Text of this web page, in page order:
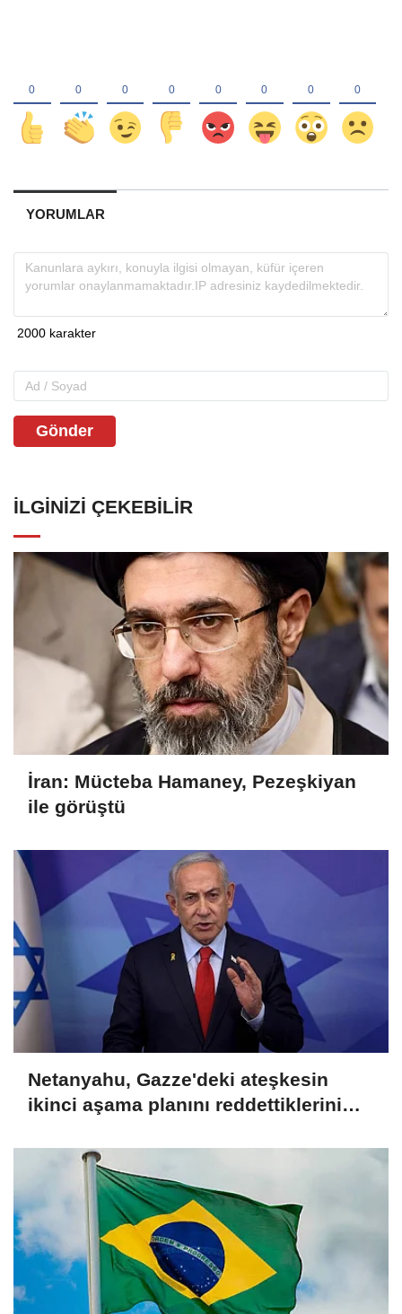
YORUMLAR
Gönder
İLGINIZI ÇEKEBILIR
İran: Mücteba Hamaney, Pezeşkiyan
ile görüştü
Netanyahu, Gazze'deki ateşkesin
ikinci aşama planını reddettiklerini